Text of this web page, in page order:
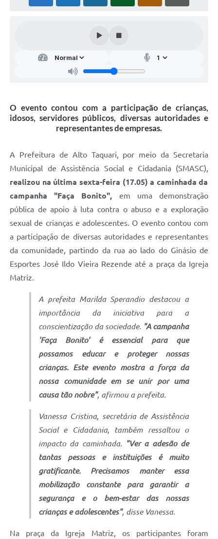
O evento contou com a participação de crianças,
idosos, servidores públicos, diversas autoridades e
representantes de empresas.
A Prefeitura de Alto Taquari, por meio da Secretaria
Municipal de Assistência Social e Cidadania (SMASC),
realizou na última sexta-feira (17.05) a caminhada da
campanha "Faça Bonito",
em uma demonstração
pública de apoio à luta contra o abuso e a exploração
sexual de crianças e adolescentes. O evento contou com
a participação de diversas autoridades e representantes
da comunidade, partindo da rua ao lado do Ginásio de
Esportes José Ildo Vieira Rezende até a praça da Igreja
Matriz.
A prefeita Marilda Sperandio destacou a
importância da iniciativa para a
conscientização da sociedade. "A campanha
'Faça Bonito' é essencial para que
possamos educar e proteger nossas
crianças. Este evento mostra a força da
nossa comunidade em se unir por uma
causa tão nobre", afirmou a prefeita.
Vanessa Cristina, secretária de Assistência
Social e Cidadania, também ressaltou o
impacto da caminhada.
"Ver a adesão de
tantas pessoas e instituições é muito
gratificante. Precisamos manter essa
mobilização constante para garantir a
segurança e o bem-estar das nossas
crianças e adolescentes", disse Vanessa.
Na praça da Igreja Matriz, os participantes foram